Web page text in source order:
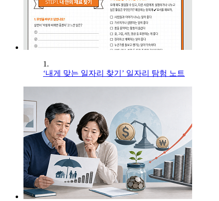
1.
‘내게 맞는 일자리 찾기’ 일자리 탐험 노트